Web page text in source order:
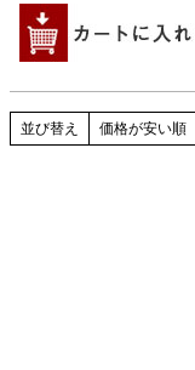
並び替え 価格が安い順